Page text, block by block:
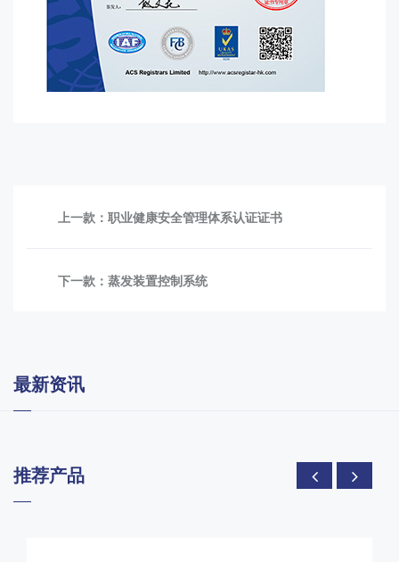
上一款： 职业健康安全管理体系认证证书
下一款： 蒸发装置控制系统
最新资讯
推荐产品